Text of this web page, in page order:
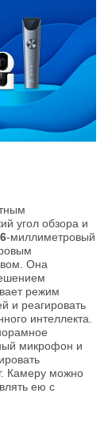
угол обзора и
6-миллиметровый
Она
режим
и реагировать
интеллекта.
микрофон и
Камеру можно
ею с